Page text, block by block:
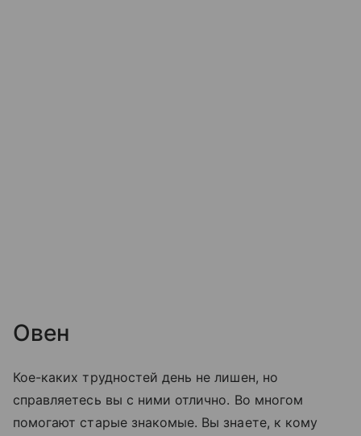
Овен
Кое-каких трудностей день не лишен, но
справляетесь вы с ними отлично. Во многом
помогают старые знакомые. Вы знаете, к кому